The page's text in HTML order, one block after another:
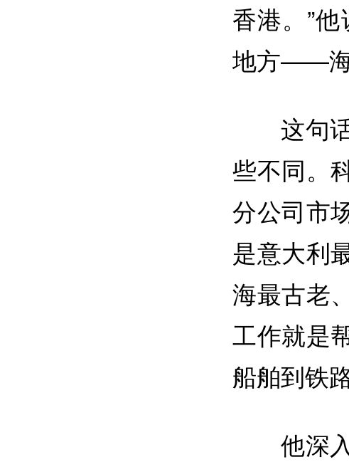
香港。”
地方——
这句
些不同。
分公司市
是意大利
海最古老
工作就是
船舶到铁
他深